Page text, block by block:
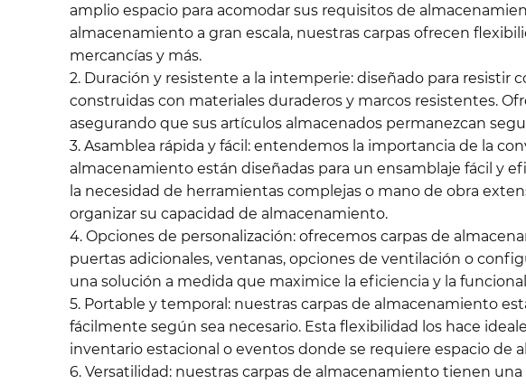
amplio espacio para acomodar sus requisitos de
almacenamiento a gran escala, nuestras carpas ofrecen
mercancías y más.
2. Duración y resistente a la intemperie: diseñado para
construidas con materiales duraderos y marcos resistentes.
asegurando que sus artículos almacenados permanezcan
3. Asamblea rápida y fácil: entendemos la importancia de la
almacenamiento están diseñadas para un ensamblaje fácil y
la necesidad de herramientas complejas o mano de obra
organizar su capacidad de almacenamiento.
4. Opciones de personalización: ofrecemos carpas de
puertas adicionales, ventanas, opciones de ventilación o
una solución a medida que maximice la eficiencia y la
5. Portable y temporal: nuestras carpas de almacenamiento
fácilmente según sea necesario. Esta flexibilidad los hace
inventario estacional o eventos donde se requiere espacio de
6. Versatilidad: nuestras carpas de almacenamiento tienen